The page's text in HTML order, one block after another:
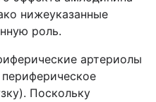
нижеуказанные
роль.
артериолы
Поскольку